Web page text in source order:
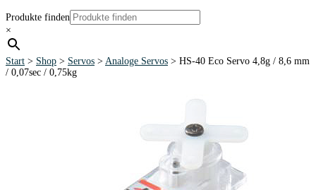
Produkte finden
×
Start > Shop > Servos > Analoge Servos > HS-40 Eco Servo 4,8g / 8,6 mm
/ 0,07sec / 0,75kg